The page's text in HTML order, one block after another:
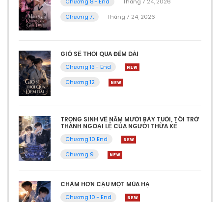
Chương 7:
Tháng 7 24, 2026
GIÓ SẼ THỔI QUA ĐÊM DÀI
Chương 13 - End
Chương 12
TRỌNG SINH VỀ NĂM MƯỜI BẢY TUỔI, TÔI TRỞ
THÀNH NGOẠI LỆ CỦA NGƯỜI THỪA KẾ
Chương 10 End
Chương 9
CHẬM HƠN CẬU MỘT MÙA HẠ
Chương 10 - End